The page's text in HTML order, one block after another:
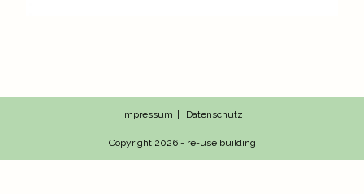
Impressum Datenschutz
Copyright 2026 - re-use building